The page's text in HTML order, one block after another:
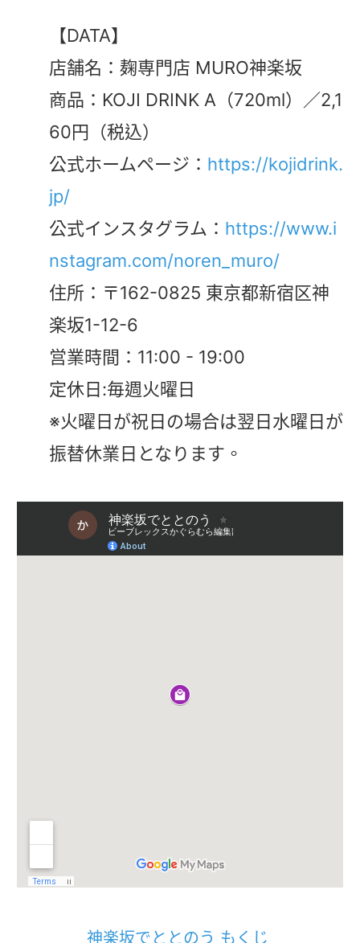
【DATA】
店舗名：麹専門店 MURO神楽坂
商品：KOJI DRINK A（720ml）／2,1
60円（税込）
公式ホームページ： https://kojidrink.
jp/
公式インスタグラム： https://www.i
nstagram.com/noren_muro/
住所：〒162-0825 東京都新宿区神
楽坂1-12-6
営業時間：11:00 - 19:00
定休日:毎週火曜日
※火曜日が祝日の場合は翌日水曜日が
振替休業日となります。
神楽坂でととのう もくじ